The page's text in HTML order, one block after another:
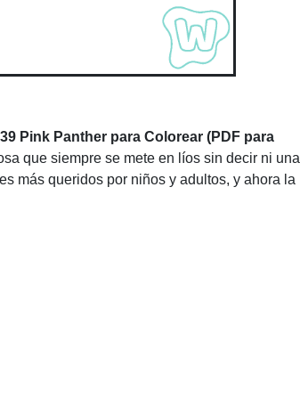
39 Pink Panther para Colorear (PDF para
que siempre se mete en líos sin decir ni una
más queridos por niños y adultos, y ahora la